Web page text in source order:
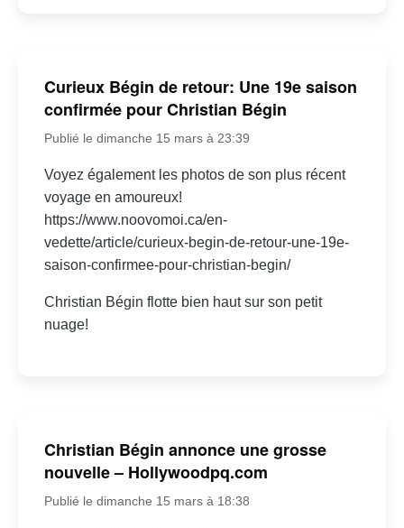
Curieux Bégin de retour: Une 19e saison
confirmée pour Christian Bégin
Publié le dimanche 15 mars à 23:39
Voyez également les photos de son plus récent
voyage en amoureux!
https://www.noovomoi.ca/en-
vedette/article/curieux-begin-de-retour-une-19e-
saison-confirmee-pour-christian-begin/
Christian Bégin flotte bien haut sur son petit
nuage!
Christian Bégin annonce une grosse
nouvelle – Hollywoodpq.com
Publié le dimanche 15 mars à 18:38